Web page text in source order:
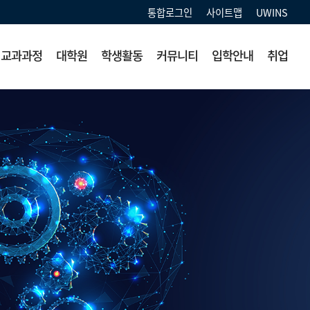
통합로그인 사이트맵 UWINS
교과과정 대학원 학생활동 커뮤니티 입학안내 취업